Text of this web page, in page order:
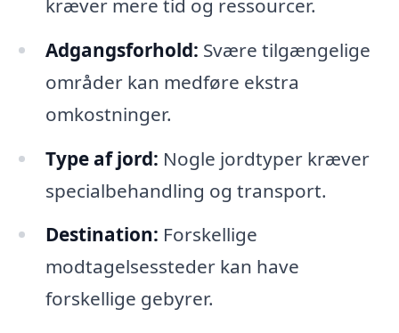
kræver mere tid og ressourcer.
Adgangsforhold: Svære tilgængelige
områder kan medføre ekstra
omkostninger.
Type af jord: Nogle jordtyper kræver
specialbehandling og transport.
Destination: Forskellige
modtagelsessteder kan have
forskellige gebyrer.